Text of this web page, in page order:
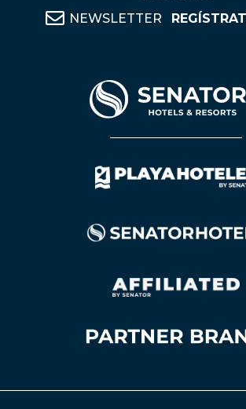
NEWSLETTER